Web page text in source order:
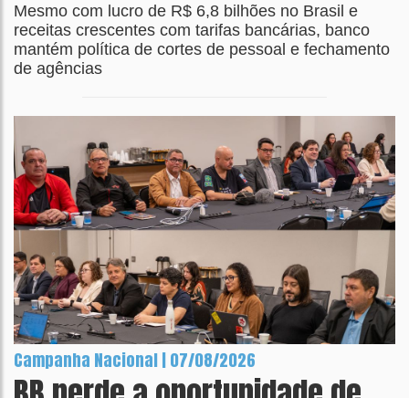
Mesmo com lucro de R$ 6,8 bilhões no Brasil e
receitas crescentes com tarifas bancárias, banco
mantém política de cortes de pessoal e fechamento
de agências
Campanha Nacional | 07/08/2026